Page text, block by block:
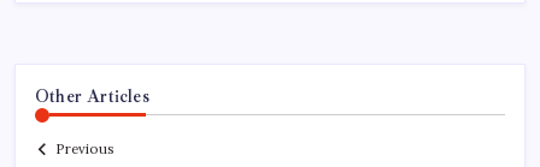
Other Articles
Previous